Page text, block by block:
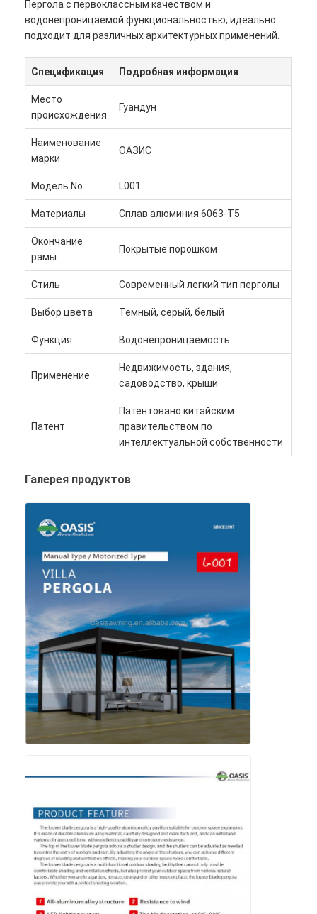
Видеозаписи
О нас
Экскурсия по заводу
Контроль качества
Новости
Поговорите сейчас
Моторизованная алюминиевая пергола
Пергола из выдвижной ткани
Пергола с первоклассным качеством и
водонепроницаемой функциональностью, идеально
подходит для различных архитектурных применений.
Спецификация Подробная информация
Место
происхождения
Гуандун
Наименование
марки
ОАЗИС
Модель No. L001
Материалы Сплав алюминия 6063-T5
Окончание
рамы
Покрытые порошком
Стиль Современный легкий тип перголы
Выбор цвета Темный, серый, белый
Функция Водонепроницаемость
Применение
Недвижимость, здания,
садоводство, крыши
Патент
Патентовано китайским
правительством по
интеллектуальной собственности
Галерея продуктов